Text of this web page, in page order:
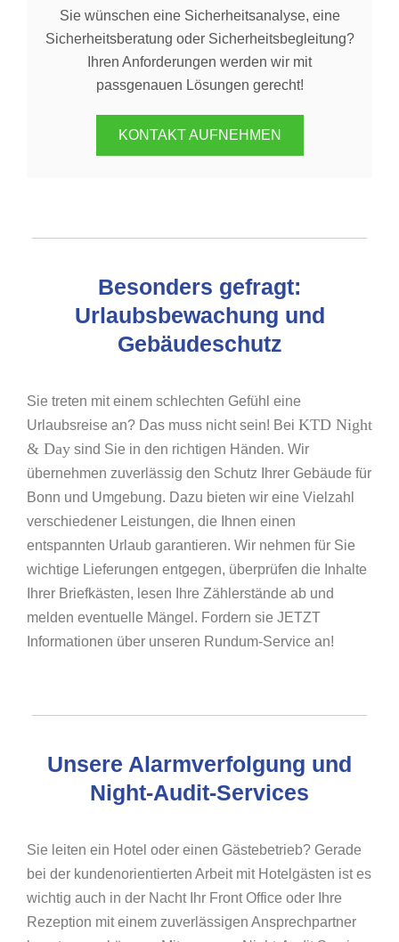
Sie wünschen eine Sicherheitsanalyse, eine
Sicherheitsberatung oder Sicherheitsbegleitung?
Ihren Anforderungen werden wir mit
passgenauen Lösungen gerecht!
KONTAKT AUFNEHMEN
Besonders gefragt:
Urlaubsbewachung und
Gebäudeschutz
Sie treten mit einem schlechten Gefühl eine
Urlaubsreise an? Das muss nicht sein! Bei KTD Night
& Day sind Sie in den richtigen Händen. Wir
übernehmen zuverlässig den Schutz Ihrer Gebäude für
Bonn und Umgebung. Dazu bieten wir eine Vielzahl
verschiedener Leistungen, die Ihnen einen
entspannten Urlaub garantieren. Wir nehmen für Sie
wichtige Lieferungen entgegen, überprüfen die Inhalte
Ihrer Briefkästen, lesen Ihre Zählerstände ab und
melden eventuelle Mängel. Fordern sie JETZT
Informationen über unseren Rundum-Service an!
Unsere Alarmverfolgung und
Night-Audit-Services
Sie leiten ein Hotel oder einen Gästebetrieb? Gerade
bei der kundenorientierten Arbeit mit Hotelgästen ist es
wichtig auch in der Nacht Ihr Front Office oder Ihre
Rezeption mit einem zuverlässigen Ansprechpartner